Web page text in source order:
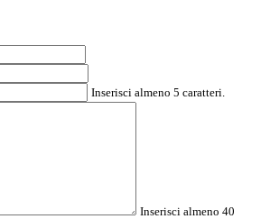
Inserisci almeno 5 caratteri.
Inserisci almeno 40